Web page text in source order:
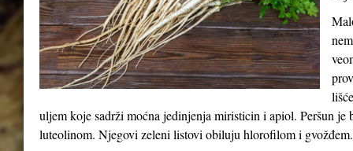
uljem koje sadrži moćna jedinjenja miristicin i apiol. Peršun
luteolinom. Njegovi zeleni listovi obiluju hlorofilom i gvožđem.